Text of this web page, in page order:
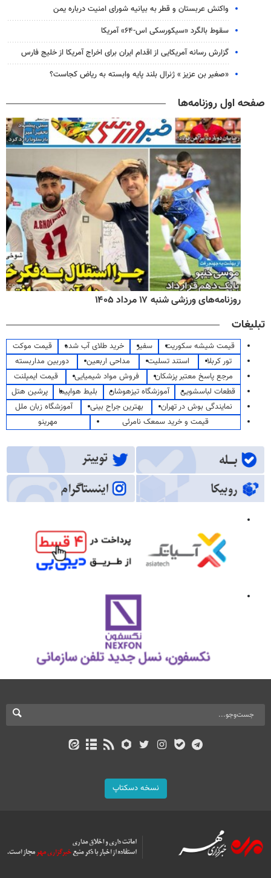
واکنش عربستان و قطر به بیانیه شورای امنیت درباره یمن
سقوط بالگرد «سیکورسکی اس-۶۴» آمریکا
گزارش رسانه آمریکایی از اقدام ایران برای اخراج آمریکا از خلیج فارس
«صغیر بن عزیز » ژنرال بلند پایه وابسته به ریاض کجاست؟
صفحه اول روزنامه‌ها
روزنامه‌های ورزشی شنبه ۱۷ مرداد ۱۴۰۵
تبلیغات
قیمت شیشه سکوریت سفیر خرید طلای آب شده
قیمت موکت
تور کربلا
استند تسلیت مداحی اربعین
دوربین مداربسته
مرجع پاسخ معتبر پزشکان
فروش مواد شیمیایی
قیمت ایمپلنت
قطعات لباسشویی
آموزشگاه تیزهوشان بلیط هواپیما
پرشین هتل
نمایندگی بوش در تهران
بهترین جراح بینی
آموزشگاه زبان ملل
قیمت و خرید سمعک نامرئی
مهرینو
نسخه دسکتاپ